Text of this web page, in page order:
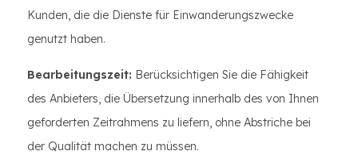
Kunden, die die Dienste für Einwanderungszwecke
genutzt haben.
Bearbeitungszeit: Berücksichtigen Sie die Fähigkeit
des Anbieters, die Übersetzung innerhalb des von Ihnen
geforderten Zeitrahmens zu liefern, ohne Abstriche bei
der Qualität machen zu müssen.